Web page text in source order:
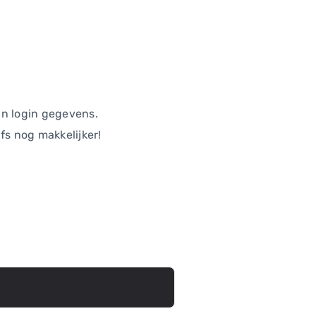
login gegevens.
nog makkelijker!